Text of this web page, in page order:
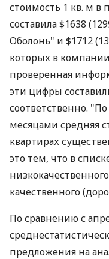
стоимость 1 кв. м в
составила $1638
Оболонь" и $1712
которых в
проверенная
эти цифры
соответственно.
месяцами средняя
квартирах
это тем, что в
качественного
По сравнению с
предложения на